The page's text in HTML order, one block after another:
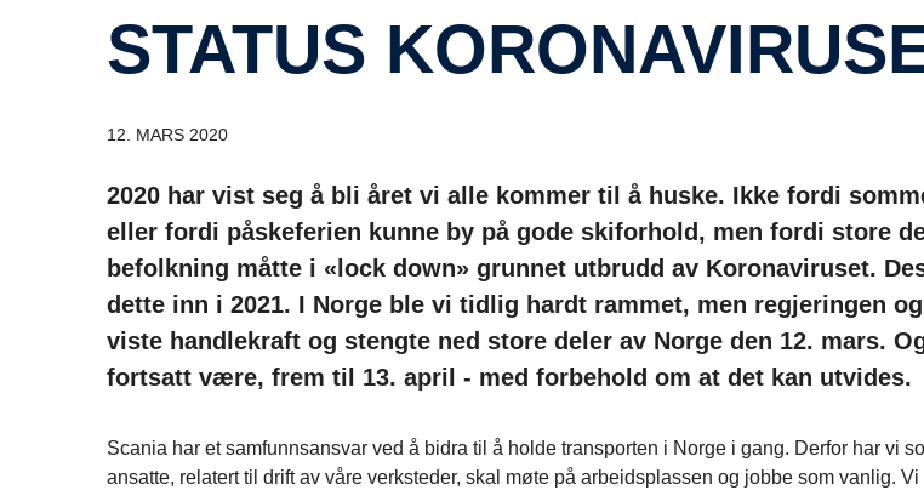
STATUS
12. MARS 2020
2020 har vist seg å bli året vi alle kommer til å huske. Ikke fordi
eller fordi påskeferien kunne by på gode skiforhold, men fordi store
befolkning måtte i «lock down» grunnet utbrudd av Koronaviruset.
dette inn i 2021. I Norge ble vi tidlig hardt rammet, men regjeringen
viste handlekraft og stengte ned store deler av Norge den 12. mars.
fortsatt være, frem til 13. april - med forbehold om at det kan utvides.
Scania har et samfunnsansvar ved å bidra til å holde transporten i Norge i gang. Derfor har vi
ansatte, relatert til drift av våre verksteder, skal møte på arbeidsplassen og jobbe som vanlig.